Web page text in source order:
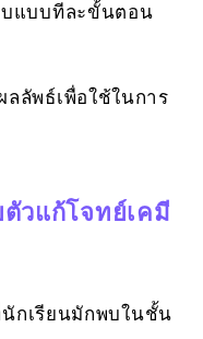
บแบบทีละขั้นตอน
ลลัพธ์เพื่อใช้ในการ
วแก้โจทย์เคมี
กเรียนมักพบในชั้น